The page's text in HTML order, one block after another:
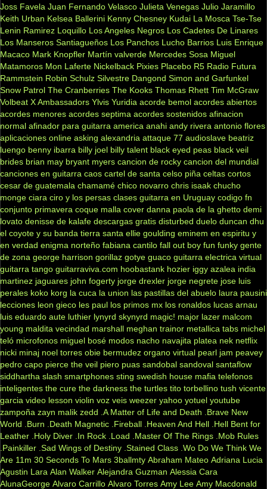
Joss Favela Juan Fernando Velasco Julieta Venegas Julio Jaramillo
Keith Urban Kelsea Ballerini Kenny Chesney Kudai La Mosca Tse-Tse
Lenin Ramirez Loquillo Los Angeles Negros Los Cadetes De Linares
Los Manseros Santiagueños Los Panchos Lucho Barrios Luis Enrique
Macaco Mark Knopfler Martín valverde Mercedes Sosa Miguel
Matamoros Mon Laferte Nickelback Pixies Placebo R5 Radio Futura
Rammstein Robin Schulz Silvestre Dangond Simon and Garfunkel
Snow Patrol The Cranberries The Kooks Thomas Rhett Tim McGraw
Volbeat X Ambassadors Ylvis Yuridia acorde bemol acordes abiertos
acordes menores acordes septima acordes sostenidos afinacion
normal afinador para guitarra america anahi andy rivera antonio flores
aplicaciones online asking alexandria attaque 77 audioslave beatriz
luengo benny ibarra billy joel billy talent black eyed peas black veil
brides brian may bryant myers cancion de rocky cancion del mundial
canciones en guitarra caos cartel de santa celso piña celtas cortos
cesar de guatemala chamamé chico novarro chris isaak chucho
monge ciara ciro y los persas clases guitarra en Uruguay codigo fn
conjunto primavera coque malla cover danna paola de la ghetto demi
lovato denisse de kalafe descargas gratis disturbed duelo duncan dhu
el coyote y su banda tierra santa ellie goulding eminem en espiritu y
en verdad enigma norteño fabiana cantilo fall out boy fun funky gente
de zona george harrison gorillaz gotye guaco guitarra electrica virtual
guitarra tango guitarraviva.com hoobastank hozier iggy azalea india
martinez jaguares john fogerty jorge drexler jorge negrete jose luis
perales koko korg la cuca la union las pastillas del abuelo laura pausini
lecciones leon gieco les paul los primos mx los ronaldos lucas arnau
luis eduardo aute luthier lynyrd skynyrd magic! major lazer malcom
young maldita vecindad marshall meghan trainor metallica tabs michel
teló microfonos miguel bosé modos nacho navajita platea nek netflix
nicki minaj noel torres obie bermudez organo virtual pearl jam peavey
pedro capo pierce the veil piero puas sandobal sandoval santaflow
siddhartha slash smartphones sting swedish house mafia telefonos
inteligentes the cure the darkness the turtles tito torbellino tush vicente
garcia video lesson violin voz veis weezer yahoo yotuel youtube
zampoña zayn malik zedd .A Matter of Life and Death
.Brave New
World
.Burn .Death Magnetic .Fireball .Heaven And Hell .Hell Bent for
Leather .Holy Diver .In Rock .Load .Master Of The Rings .Mob Rules
.Painkiller .Sad Wings of Destiny .Stained Class .Wo Do We Think We
Are 11m 30 Seconds To Mars 3ballmty Abraham Mateo Adriana Lucia
Agustin Lara Alan Walker Alejandra Guzman Alessia Cara
AlunaGeorge Alvaro Carrillo Alvaro Torres Amy Lee Amy Macdonald